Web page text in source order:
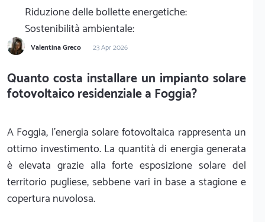
Riduzione delle bollette energetiche:
Sostenibilità ambientale:
Valentina Greco 23 Apr 2026
Quanto costa installare un impianto solare
fotovoltaico residenziale a Foggia?
A Foggia, l'energia solare fotovoltaica rappresenta un
ottimo investimento. La quantità di energia generata
è elevata grazie alla forte esposizione solare del
territorio pugliese, sebbene vari in base a stagione e
copertura nuvolosa.